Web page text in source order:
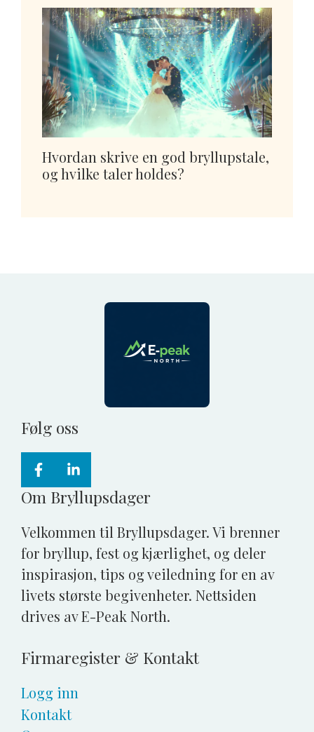
Hvordan skrive en god bryllupstale,
og hvilke taler holdes?
Følg oss
Om Bryllupsdager
Velkommen til Bryllupsdager. Vi brenner
for bryllup, fest og kjærlighet, og deler
inspirasjon, tips og veiledning for en av
livets største begivenheter. Nettsiden
drives av E-Peak North.
Firmaregister & Kontakt
Logg inn
Kontakt